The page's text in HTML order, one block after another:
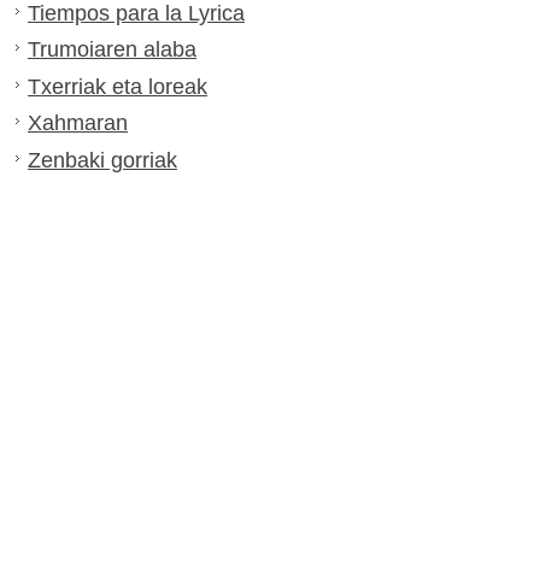
Tiempos para la Lyrica
Trumoiaren alaba
Txerriak eta loreak
Xahmaran
Zenbaki gorriak